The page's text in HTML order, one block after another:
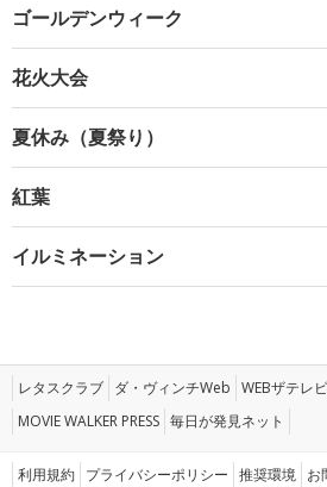
ゴールデンウィーク
花火大会
夏休み（夏祭り）
紅葉
イルミネーション
レタスクラブ ダ・ヴィンチWeb WEBザテレ
MOVIE WALKER PRESS 毎日が発見ネット
利用規約 プライバシーポリシー 推奨環境 お